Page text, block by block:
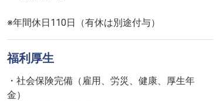
※年間休日110日（有休は別途付与）
福利厚生
・社会保険完備（雇用、労災、健康、厚生年
金）